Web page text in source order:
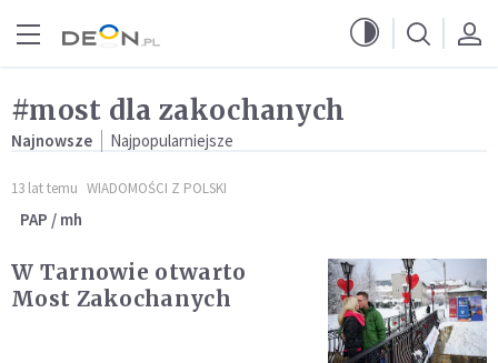
#most dla zakochanych
Najnowsze Najpopularniejsze
13 lat temu WIADOMOŚCI Z POLSKI
PAP / mh
W Tarnowie otwarto
Most Zakochanych